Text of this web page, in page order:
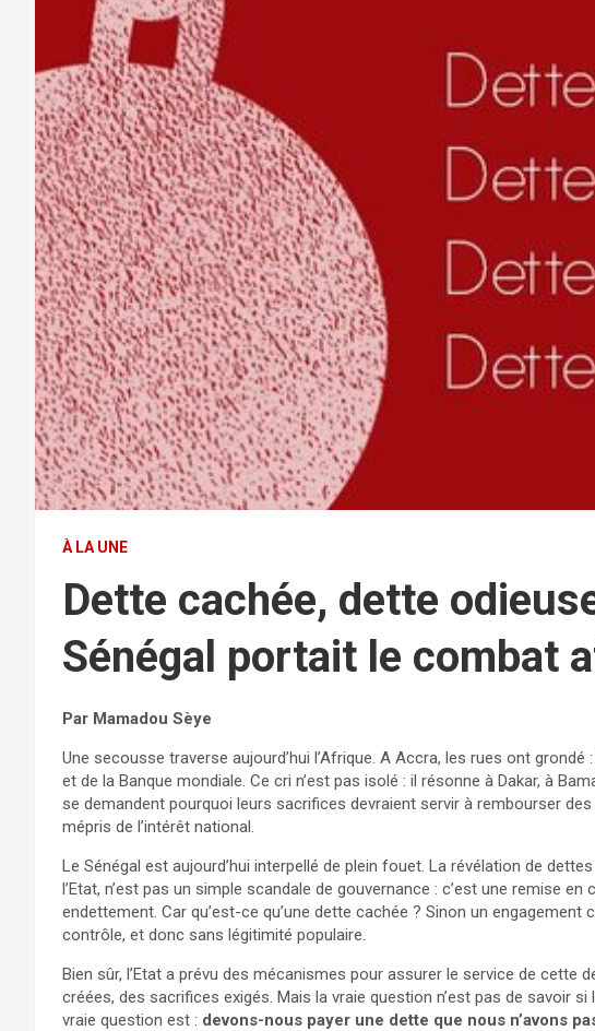
À LA UNE
Dette cachée, dette
Sénégal portait le combat
Par Mamadou Sèye
Une secousse traverse aujourd’hui l’Afrique. A Accra, les rues ont
et de la Banque mondiale. Ce cri n’est pas isolé : il résonne à Dakar, à
se demandent pourquoi leurs sacrifices devraient servir à rembourser
mépris de l’intérêt national.
Le Sénégal est aujourd’hui interpellé de plein fouet. La révélation de dettes
l’Etat, n’est pas un simple scandale de gouvernance : c’est une remise
endettement. Car qu’est-ce qu’une dette cachée ? Sinon un
contrôle, et donc sans légitimité populaire.
Bien sûr, l’Etat a prévu des mécanismes pour assurer le service de cette
créées, des sacrifices exigés. Mais la vraie question n’est pas de savoir
vraie question est : devons-nous payer une dette que nous n’avons